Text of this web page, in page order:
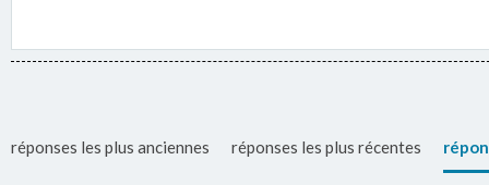
réponses les plus anciennes réponses les plus récentes